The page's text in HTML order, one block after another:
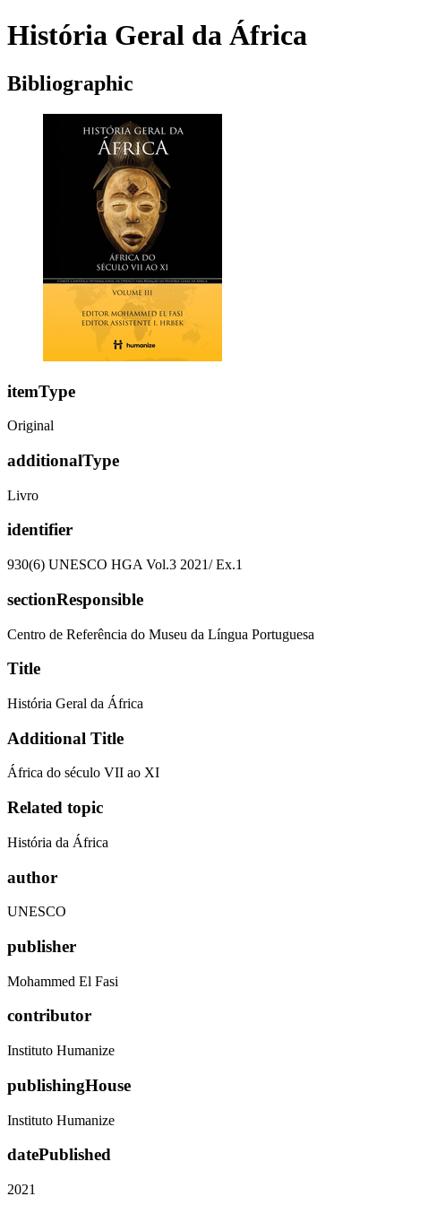
História Geral da África
Bibliographic
itemType
Original
additionalType
Livro
identifier
930(6) UNESCO HGA Vol.3 2021/ Ex.1
sectionResponsible
Centro de Referência do Museu da Língua Portuguesa
Title
História Geral da África
Additional Title
África do século VII ao XI
Related topic
História da África
author
UNESCO
publisher
Mohammed El Fasi
contributor
Instituto Humanize
publishingHouse
Instituto Humanize
datePublished
2021